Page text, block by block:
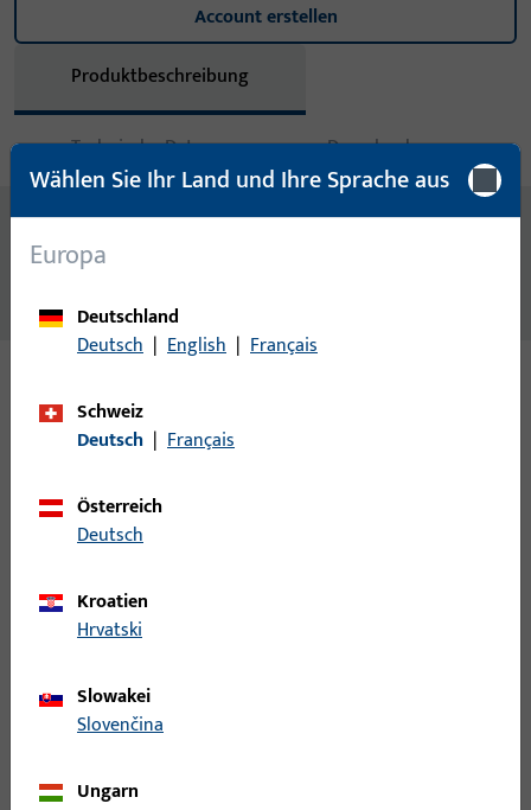
Account erstellen
Produktbeschreibung
Technische Daten Downloads
Inhalt
LAPPENSCHLIESSBLECH 270x24x3-(FA12) NICHTROSTENDER
Varianten
LAPPENSCHLIESSBLECH, DIN LS, AUS NICHTROST.STAHL,ECKIG,
B 9000 0196 | SCHLIESSBLECH-R-
L28/43x200x1,5-EKG
Wählen Sie Ihr Land und Ihre Sprache aus
Europa
Deutschland
Deutsch | English | Français
Schweiz
Deutsch | Français
Österreich
Deutsch
Kroatien
Hrvatski
Slowakei
Slovenčina
Ungarn